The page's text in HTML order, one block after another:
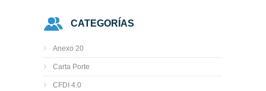
CATEGORÍAS
Anexo 20
Carta Porte
CFDI 4.0